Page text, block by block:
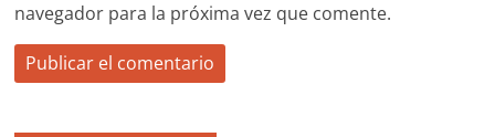
navegador para la próxima vez que comente.